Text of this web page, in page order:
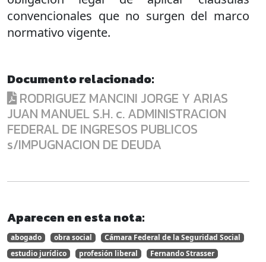
convencionales que no surgen del marco
normativo vigente.
Documento relacionado:
RODRIGUEZ MANCINI JORGE Y ARIAS
JUAN MANUEL S.H. c. ADMINISTRACION
FEDERAL DE INGRESOS PUBLICOS
s/IMPUGNACION DE DEUDA
Aparecen en esta nota:
abogado obra social
Cámara Federal de la Seguridad Social
estudio jurídico
profesión liberal
Fernando Strasser